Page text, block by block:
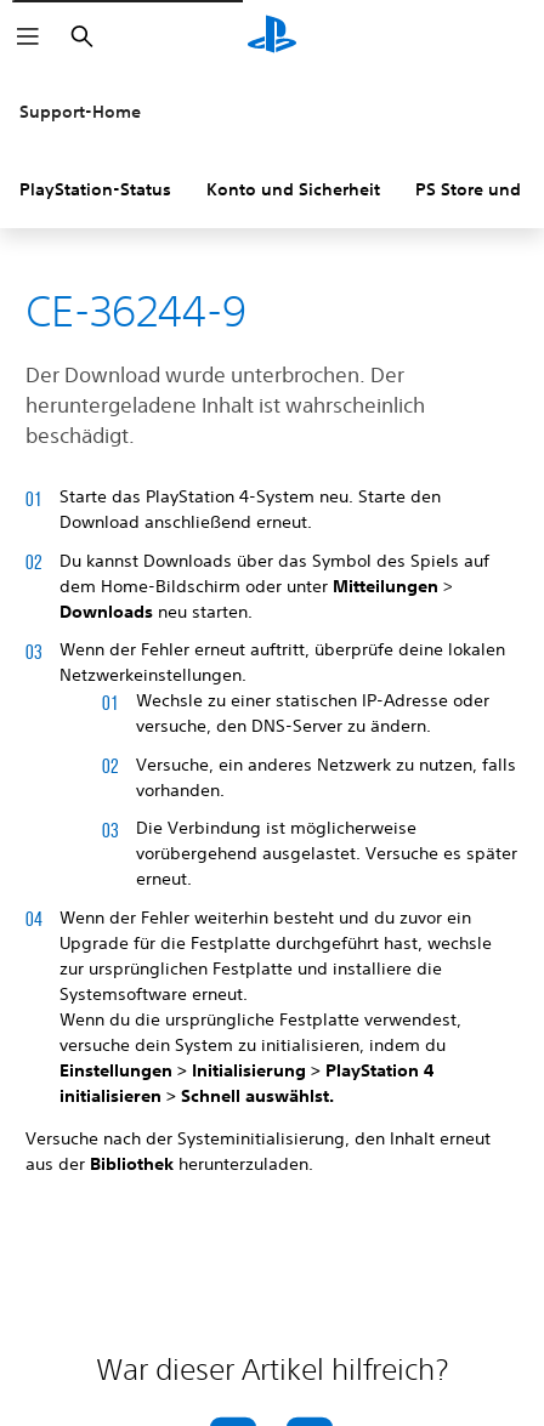
Suchen
Support-Home
PlayStation-Status Konto und Sicherheit PS Store und
CE-36244-9
Der Download wurde unterbrochen. Der
heruntergeladene Inhalt ist wahrscheinlich
beschädigt.
Starte das PlayStation 4-System neu. Starte den
Download anschließend erneut.
Du kannst Downloads über das Symbol des Spiels auf
dem Home-Bildschirm oder unter Mitteilungen >
Downloads neu starten.
Wenn der Fehler erneut auftritt, überprüfe deine lokalen
Netzwerkeinstellungen.
Wechsle zu einer statischen IP-Adresse oder
versuche, den DNS-Server zu ändern.
Versuche, ein anderes Netzwerk zu nutzen, falls
vorhanden.
Die Verbindung ist möglicherweise
vorübergehend ausgelastet. Versuche es später
erneut.
Wenn der Fehler weiterhin besteht und du zuvor ein
Upgrade für die Festplatte durchgeführt hast, wechsle
zur ursprünglichen Festplatte und installiere die
Systemsoftware erneut.
Wenn du die ursprüngliche Festplatte verwendest,
versuche dein System zu initialisieren, indem du
Einstellungen > Initialisierung > PlayStation 4
initialisieren > Schnell auswählst.
Versuche nach der Systeminitialisierung, den Inhalt erneut
aus der Bibliothek herunterzuladen.
War dieser Artikel hilfreich?